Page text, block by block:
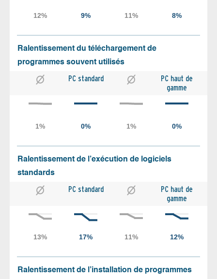
Ralentissement du téléchargement de
programmes souvent utilisés
PC standard
PC haut de
gamme
Ralentissement de l’exécution de logiciels
standards
PC standard
PC haut de
gamme
Ralentissement de l’installation de programmes